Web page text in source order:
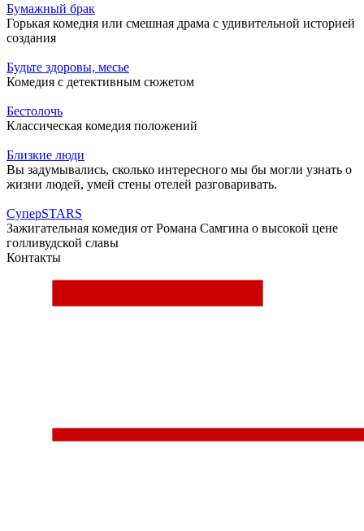
Бумажный брак
Горькая комедия или смешная драма с удивительной историей
создания
Будьте здоровы, месье
Комедия с детективным сюжетом
Бестолочь
Классическая комедия положений
Близкие люди
Вы задумывались, сколько интересного мы бы могли узнать о
жизни людей, умей стены отелей разговаривать.
СуперSTARS
Зажигательная комедия от Романа Самгина о высокой цене
голливудской славы
Контакты